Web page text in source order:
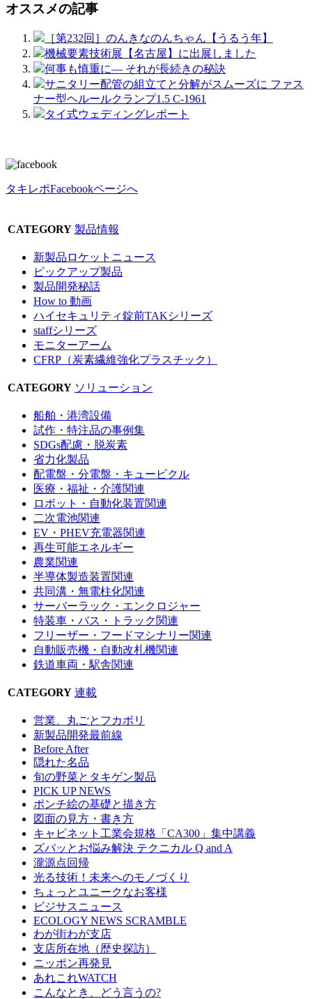
オススメの記事
［第232回］のんきなのんちゃん【うるう年】
機械要素技術展【名古屋】に出展しました
何事も慎重に― それが長続きの秘訣
サニタリー配管の組立てと分解がスムーズに ファス
ナー型ヘルールクランプ1.5 C-1961
タイ式ウェディングレポート
タキレポFacebookページへ
CATEGORY 製品情報
新製品ロケットニュース
ピックアップ製品
製品開発秘話
How to 動画
ハイセキュリティ錠前TAKシリーズ
staffシリーズ
モニターアーム
CFRP（炭素繊維強化プラスチック）
CATEGORY ソリューション
船舶・港湾設備
試作・特注品の事例集
SDGs配慮・脱炭素
省力化製品
配電盤・分電盤・キュービクル
医療・福祉・介護関連
ロボット・自動化装置関連
二次電池関連
EV・PHEV充電器関連
再生可能エネルギー
農業関連
半導体製造装置関連
共同溝・無電柱化関連
サーバーラック・エンクロジャー
特装車・バス・トラック関連
フリーザー・フードマシナリー関連
自動販売機・自動改札機関連
鉄道車両・駅舎関連
CATEGORY 連載
営業、丸ごとフカボリ
新製品開発最前線
Before After
隠れた名品
旬の野菜とタキゲン製品
PICK UP NEWS
ポンチ絵の基礎と描き方
図面の見方・書き方
キャビネット工業会規格「CA300」集中講義
ズバッとお悩み解決 テクニカル Q and A
瀧源点回帰
光る技術！未来へのモノづくり
ちょっとユニークなお客様
ビジサスニュース
ECOLOGY NEWS SCRAMBLE
わが街わが支店
支店所在地（歴史探訪）
ニッポン再発見
あれこれWATCH
こんなとき、どう言うの?